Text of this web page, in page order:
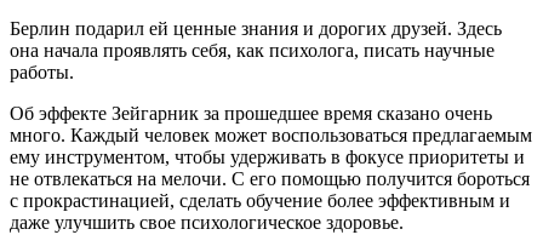
Берлин подарил ей ценные знания и дорогих друзей. Здесь
она начала проявлять себя, как психолога, писать научные
работы.
Об эффекте Зейгарник за прошедшее время сказано очень
много. Каждый человек может воспользоваться предлагаемым
ему инструментом, чтобы удерживать в фокусе приоритеты и
не отвлекаться на мелочи. С его помощью получится бороться
с прокрастинацией, сделать обучение более эффективным и
даже улучшить свое психологическое здоровье.